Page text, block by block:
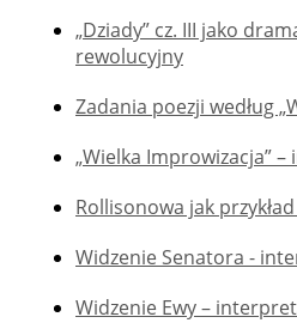
„Dziady” cz. III jako
rewolucyjny
Zadania poezji według
„Wielka Improwizacja”
Rollisonowa jak
Widzenie Senatora -
Widzenie Ewy –